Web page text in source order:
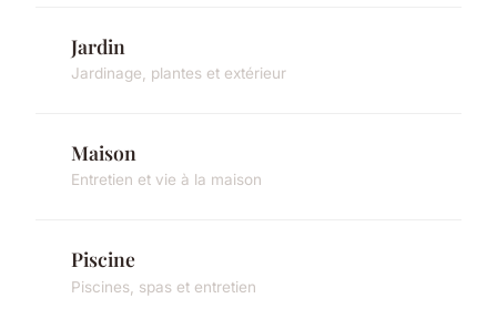
Jardin
Jardinage, plantes et extérieur
Maison
Entretien et vie à la maison
Piscine
Piscines, spas et entretien